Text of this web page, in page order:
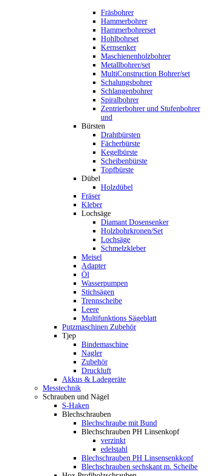
Fräsbohrer
Hammerbohrer
Hammerbohrerset
Hohlbohrset
Kernsenker
Maschienenholzbohrer
Metallbohrer/set
MultiConstruction Bohrer/set
Schalungsbohrer
Schlangenbohrer
Spiralbohrer
Zentrierbohrer und Stufenbohrer
und
Bürsten
Drahtbürsten
Fächerbürste
Kegelbürste
Scheibenbürste
Topfbürste
Dübel
Holzdübel
Fräser
Kleber
Lochsäge
Diamant Dosensenker
Holzbohrkronen/Set
Lochsäge
Schmelzkleber
Meisel
Adapter
Öl
Wasserpumpen
Stichsägen
Trennscheibe
Leere
Multifunktions Sägeblatt
Putzmaschinen Zubehör
Tjep
Bindemaschine
Nagler
Zubehör
Druckluft
Akkus & Ladegeräte
Messtechnik
Schrauben und Nägel
S-Haken
Blechschrauben
Blechschraube mit Bund
Blechschrauben PH Linsenkopf
verzinkt
edelstahl
Blechschrauben PH Linsensenkkopf
Blechschrauben sechskant m. Scheibe